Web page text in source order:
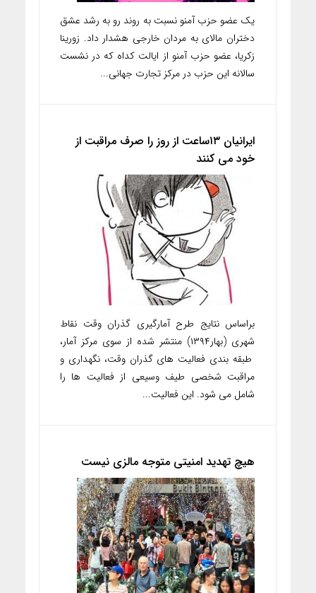
یک عضو حزب آمنو نسبت به روند رو به رشد عشق
دختران مالای به مردان خارجی هشدار داد. زورینا
زکریا، عضو حزب آمنو از ایالت کداه که در نشست
سالانه این حزب در مرکز تجارت جهانی...
ایرانیان ۱۳ساعت از روز را صرف مراقبت از
خود می کنند
براساس نتایج طرح آمارگیری گذران وقت نقاط
شهری (بهار۱۳۹۴) منتشر شده از سوی مرکز آمار،
طبقه بندی فعالیت های گذران وقت، نگهداری و
مراقبت شخصی طیف وسیعی از فعالیت ها را
شامل می شود. این فعالیت...
هیچ تهدید امنیتی متوجه مالزی نیست